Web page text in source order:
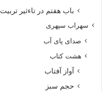
باب هفتم در تاءثیر تربیت
سهراب سپهری
صدای پای آب
هشت کتاب
آواز آفتاب
حجم سبز